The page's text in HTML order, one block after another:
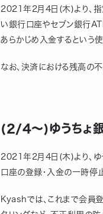
2021年2月4日(木)より、指
い銀行口座やセブン銀行
あらかじめ入金するという
なお、決済における残高の
(2/4〜)ゆうちょ
2021年2月4日(木)より、ゆ
口座の登録・入金の一時停
Kyashでは、これまで会員